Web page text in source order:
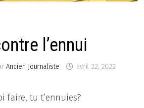
l’ennui
Ancien Journaliste avril 22, 2022
faire, tu t’ennuies?